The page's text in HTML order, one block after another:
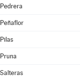
Pedrera
Peñaflor
Pilas
Pruna
Salteras